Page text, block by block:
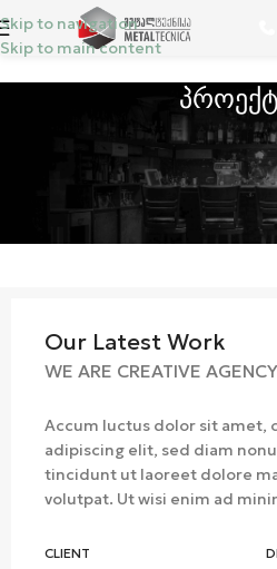
Skip to navigation
Skip to main content
Our Latest Work
WE ARE CREATIVE AGENCY
Accum luctus dolor sit amet,
adipiscing elit, sed diam
tincidunt ut laoreet dolore
volutpat. Ut wisi enim ad
CLIENT